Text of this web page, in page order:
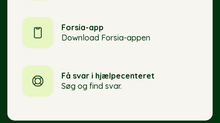
Forsia-app
Download Forsia-appen
Få svar i hjælpecenteret
Søg og find svar.